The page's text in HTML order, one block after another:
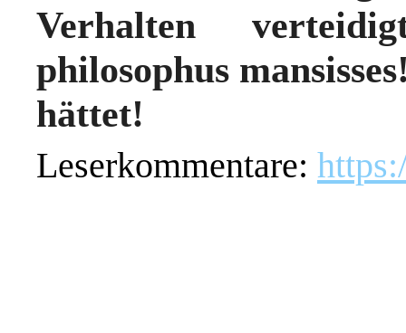
Verhalten
philosophus
hättet!
Leserkommentare: